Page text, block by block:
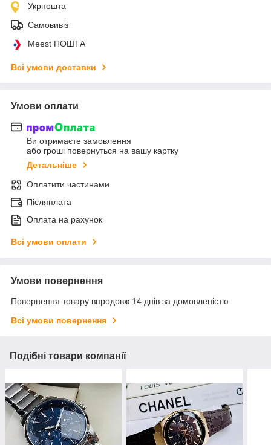
Укрпошта
Самовивіз
Meest ПОШТА
Всі умови доставки
Умови оплати
Ви отримаєте замовлення
або гроші повернуться на вашу картку
Детальніше
Оплатити частинами
Післяплата
Оплата на рахунок
Всі умови оплати
Умови повернення
Повернення товару впродовж 14 днів за домовленістю
Всі умови повернення
Подібні товари компанії